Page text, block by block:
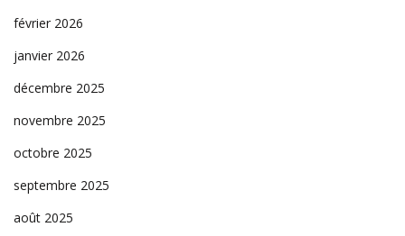
février 2026
janvier 2026
décembre 2025
novembre 2025
octobre 2025
septembre 2025
août 2025